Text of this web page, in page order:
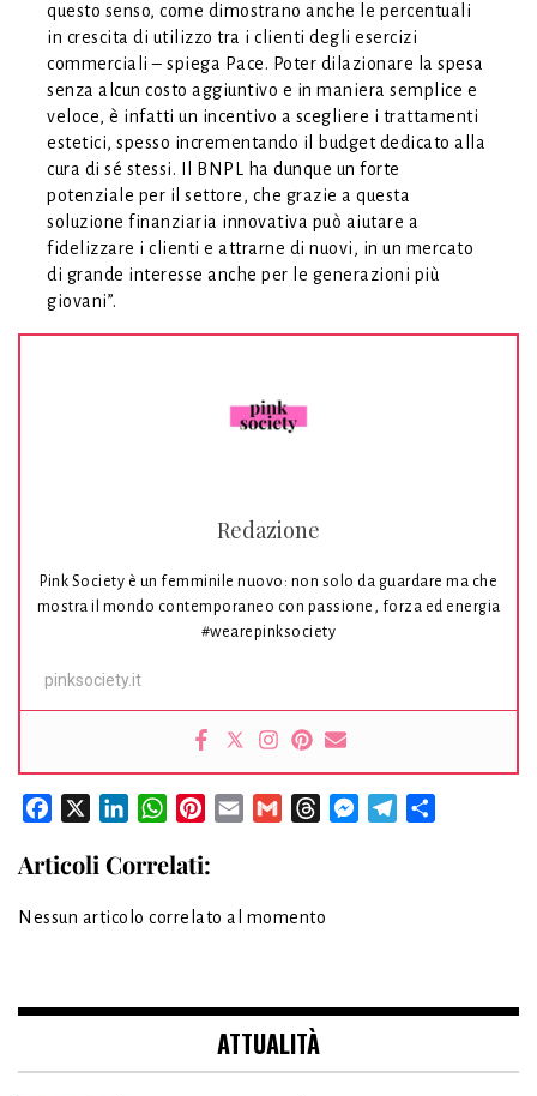
questo senso, come dimostrano anche le percentuali
in crescita di utilizzo tra i clienti degli esercizi
commerciali – spiega Pace. Poter dilazionare la spesa
senza alcun costo aggiuntivo e in maniera semplice e
veloce, è infatti un incentivo a scegliere i trattamenti
estetici, spesso incrementando il budget dedicato alla
cura di sé stessi. Il BNPL ha dunque un forte
potenziale per il settore, che grazie a questa
soluzione finanziaria innovativa può aiutare a
fidelizzare i clienti e attrarne di nuovi, in un mercato
di grande interesse anche per le generazioni più
giovani”.
Redazione
Pink Society è un femminile nuovo: non solo da guardare ma che
mostra il mondo contemporaneo con passione, forza ed energia
#wearepinksociety
pinksociety.it
Facebook LinkedInWhatsAppPinterest
Email Gmail ThreadsMessenger
Telegram
Articoli Correlati:
Nessun articolo correlato al momento
ATTUALITÀ